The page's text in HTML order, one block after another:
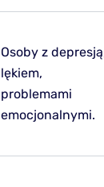
Osoby z
lękiem,
problemami
emocjonalnymi.